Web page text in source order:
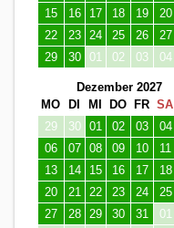
15
16 17 18 19 20
22
23 24 25 26 27
29
30 01 02 03 04
Dezember 2027
MO
DI MI DO FR SA
29
30 01 02 03 04
06
07 08 09 10 11
13
14 15 16 17 18
20
21 22 23 24 25
27
28 29 30 31 01